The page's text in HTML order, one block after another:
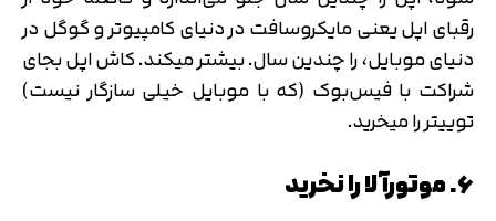
رقبای اپل یعنی مایکروسافت در دنیای کامپیوتر و گوگل در
دنیای موبایل، را چندین سال. بیشتر میکند. کاش اپل بجای
شراکت با فیس‌بوک (که با موبایل خیلی سازگار نیست)
توییتر را میخرید.
۶. موتورآلا را نخرید